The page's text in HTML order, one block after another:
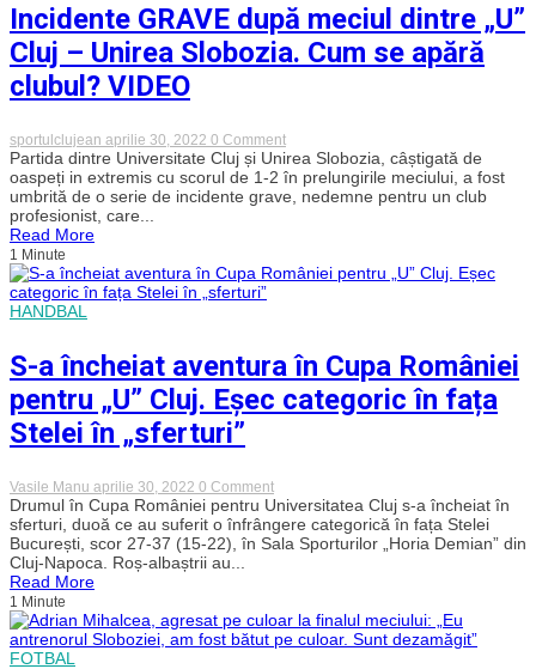
Incidente GRAVE după meciul dintre „U”
Cluj – Unirea Slobozia. Cum se apără
clubul? VIDEO
sportulclujean aprilie 30, 2022 0 Commenton
Incidente
GRAVE
după
meciul
–
apără
clubul?
VIDEO
Partida dintre Universitate Cluj și Unirea Slobozia, câștigată de
oaspeți in extremis cu scorul de 1-2 în prelungirile meciului, a fost
umbrită de o serie de incidente grave, nedemne pentru un club
profesionist, care...
Read More
1 Minute
HANDBAL
S-a încheiat aventura în Cupa României
pentru „U” Cluj. Eșec categoric în fața
Stelei în „sferturi”
Vasile Manu aprilie 30, 2022 0 Commenton
S-
a
încheiat
aventura
pentru
„U”
Cluj.
Drumul în Cupa României pentru Universitatea Cluj s-a încheiat în
sferturi, duoă ce au suferit o înfrângere categorică în fața Stelei
București, scor 27-37 (15-22), în Sala Sporturilor „Horia Demian” din
Cluj-Napoca. Roș-albaștrii au...
Read More
1 Minute
FOTBAL